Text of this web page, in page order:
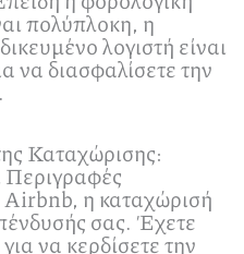
πολύπλοκη, η
λογιστή είναι
να διασφαλίσετε την
Καταχώρισης:
Περιγραφές
η καταχώρισή
σας. Έχετε
να κερδίσετε την